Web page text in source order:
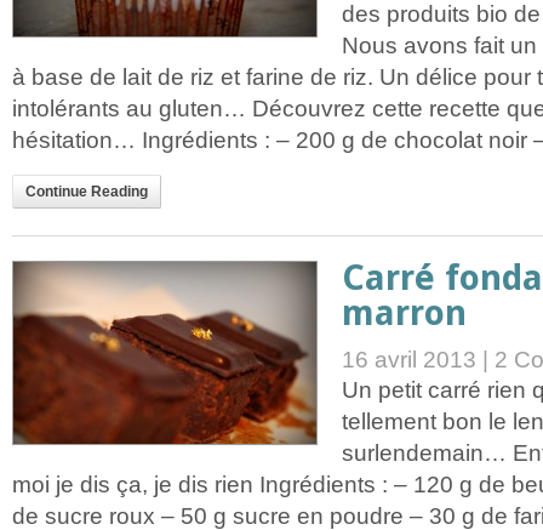
des produits bio
Nous avons fait
à base de lait de riz et farine de riz. Un délice pour
intolérants au gluten… Découvrez cette recette
hésitation… Ingrédients : – 200 g de chocolat noir
Continue Reading
Carré
marron
16 avril 2013 | 2
Un petit carré rien
tellement bon le
surlendemain…
moi je dis ça, je dis rien Ingrédients : – 120 g de
de sucre roux – 50 g sucre en poudre – 30 g de